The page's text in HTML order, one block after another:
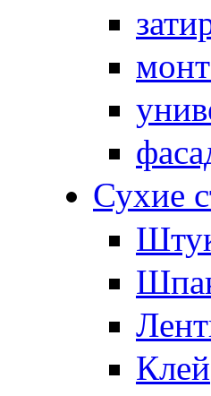
Сухие
Клей